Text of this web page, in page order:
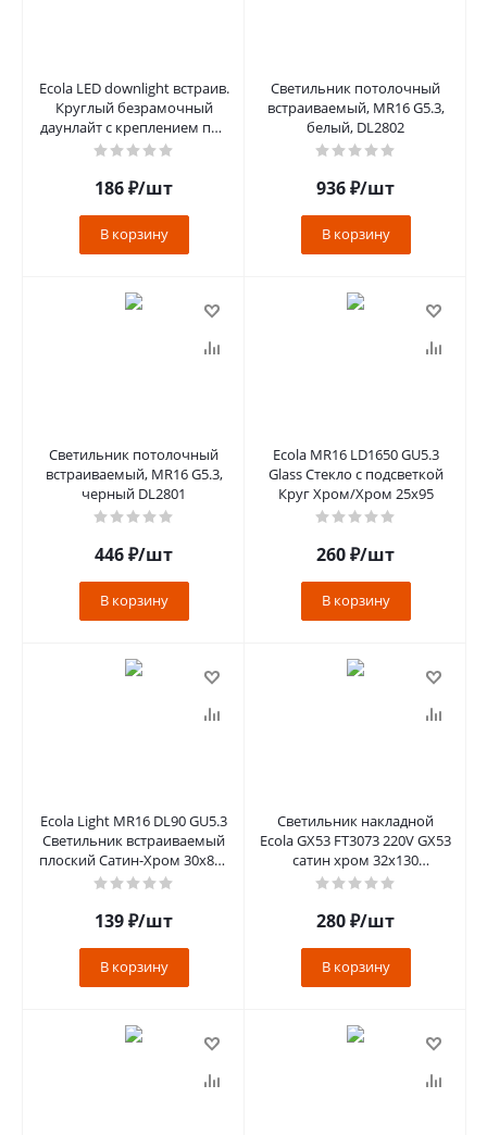
Ecola LED downlight встраив.
Круглый безрамочный
даунлайт с креплением под
любое отверстие (55-70mm)
186₽/шт
В корзину
Светильник потолочный
встраиваемый, MR16 G5.3,
белый, DL2802
936₽/шт
В корзину
Светильник потолочный
встраиваемый, MR16 G5.3,
черный DL2801
446₽/шт
В корзину
Ecola MR16 LD1650 GU5.3
Glass Стекло с подсветкой
Круг Хром/Хром 25x95
260₽/шт
В корзину
Ecola Light MR16 DL90 GU5.3
Светильник встраиваемый
плоский Сатин-Хром 30х80 -
2 шт(kd74) FS1621EFY
139₽/шт
В корзину
Светильник накладной
Ecola GX53 FT3073 220V GX53
сатин хром 32х130
FS5330ECB
280₽/шт
В корзину